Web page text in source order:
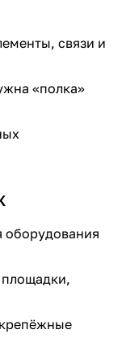
связи и
«полка»